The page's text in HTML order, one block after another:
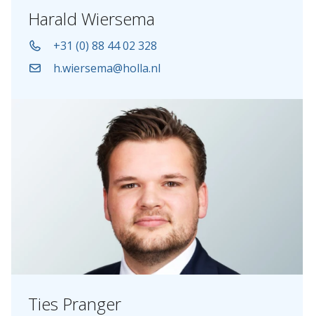
Harald Wiersema
+31 (0) 88 44 02 328
h.wiersema@holla.nl
Ties Pranger